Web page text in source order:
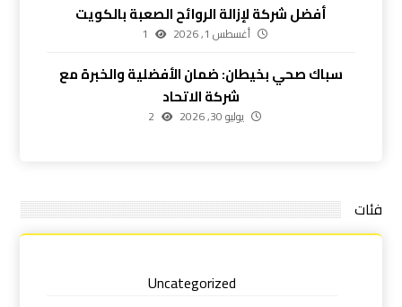
أفضل شركة لإزالة الروائح الصعبة بالكويت
أغسطس 1, 2026 1
سباك صحي بخيطان: ضمان الأفضلية والخبرة مع
شركة الاتحاد
يوليو 30, 2026 2
فئات
Uncategorized